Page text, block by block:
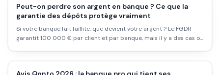
Peut-on perdre son argent en banque ? Ce que la
garantie des dépôts protège vraiment
Si votre banque fait faillite, que devient votre argent ? Le FGDR
garantit 100 000 € par client et par banque, mais il y a des cas où